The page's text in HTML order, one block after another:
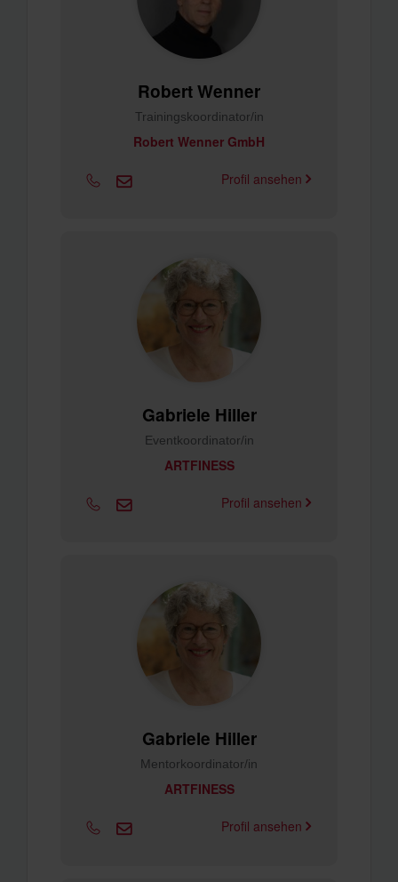
Robert Wenner
Trainingskoordinator/in
Robert Wenner GmbH
Profil ansehen
Gabriele Hiller
Eventkoordinator/in
ARTFINESS
Profil ansehen
Gabriele Hiller
Mentorkoordinator/in
ARTFINESS
Profil ansehen